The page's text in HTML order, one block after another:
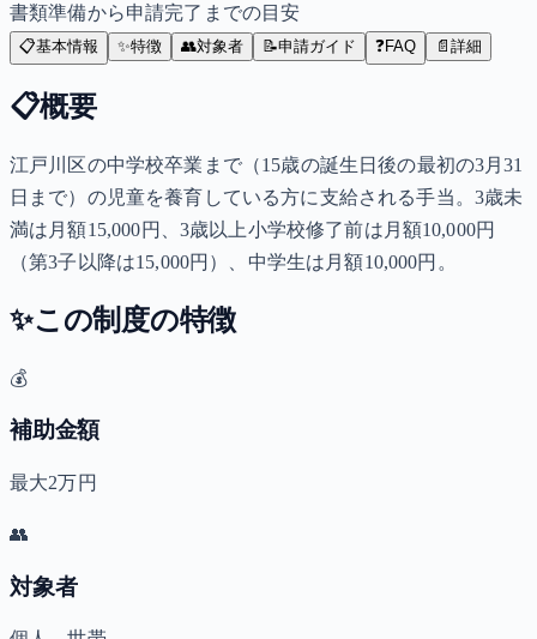
書類準備から申請完了までの目安
📋基本情報 ✨特徴 👥対象者 📝申請ガイド ❓FAQ 📄 詳細
📋概要
江戸川区の中学校卒業まで（15歳の誕生日後の最初の3月31
日まで）の児童を養育している方に支給される手当。3歳未
満は月額15,000円、3歳以上小学校修了前は月額10,000円
（第3子以降は15,000円）、中学生は月額10,000円。
✨この制度の特徴
💰
補助金額
最大2万円
👥
対象者